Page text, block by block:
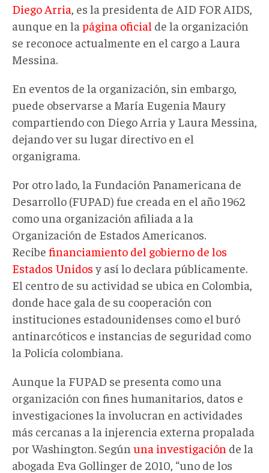
Diego Arria , es la presidenta de AID FOR AIDS,
aunque en la página oficial de la organización
se reconoce actualmente en el cargo a Laura
Messina.
En eventos de la organización, sin embargo,
puede observarse a María Eugenia Maury
compartiendo con Diego Arria y Laura Messina,
dejando ver su lugar directivo en el
organigrama.
Por otro lado, la Fundación Panamericana de
Desarrollo (FUPAD) fue creada en el año 1962
como una organización afiliada a la
Organización de Estados Americanos.
Recibe financiamiento del gobierno de los
Estados Unidos y así lo declara públicamente.
El centro de su actividad se ubica en Colombia,
donde hace gala de su cooperación con
instituciones estadounidenses como el buró
antinarcóticos e instancias de seguridad como
la Policía colombiana.
Aunque la FUPAD se presenta como una
organización con fines humanitarios, datos e
investigaciones la involucran en actividades
más cercanas a la injerencia externa propalada
por Washington. Según una investigación de la
abogada Eva Gollinger de 2010, “uno de los